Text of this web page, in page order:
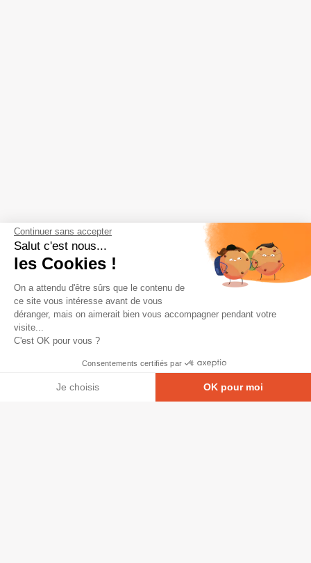
Continuer sans accepter
Salut c'est nous...
les Cookies !
On a attendu d'être sûrs que le contenu de
ce site vous intéresse avant de vous
déranger, mais on aimerait bien vous accompagner pendant votre
visite...
C'est OK pour vous ?
Consentements certifiés par
Je choisis OK pour moi